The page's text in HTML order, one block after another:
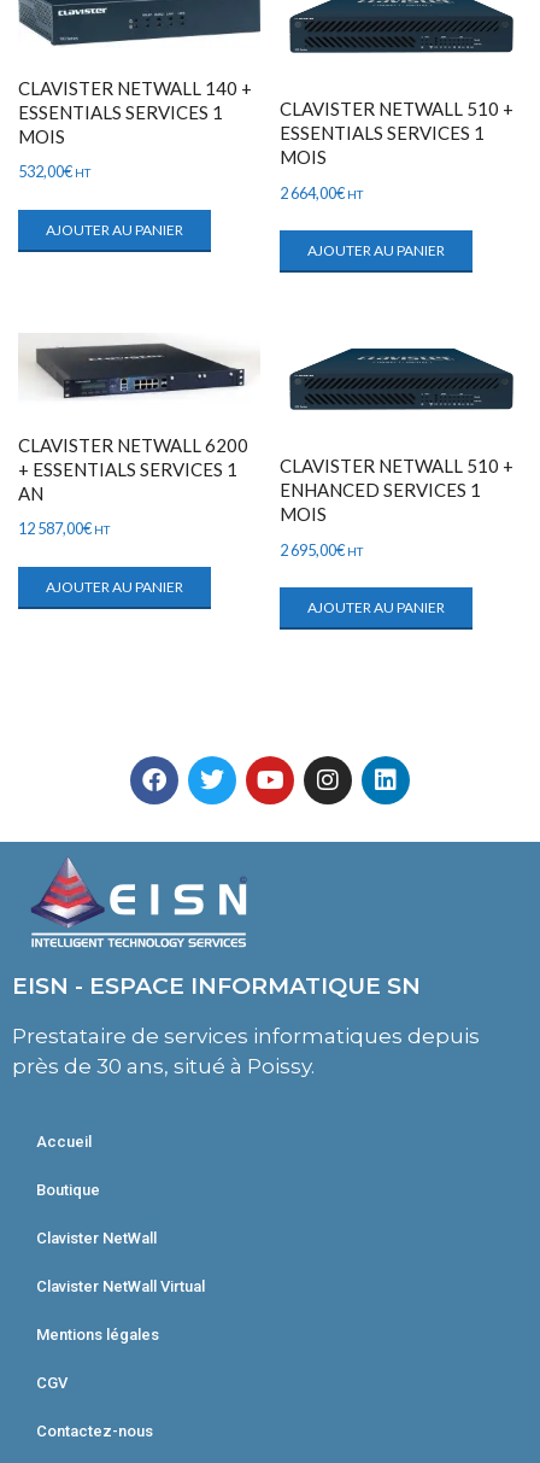
CLAVISTER NETWALL 140 +
ESSENTIALS SERVICES 1
MOIS
532,00€ HT
AJOUTER AU PANIER
CLAVISTER NETWALL 510 +
ESSENTIALS SERVICES 1
MOIS
2 664,00€ HT
AJOUTER AU PANIER
CLAVISTER NETWALL 6200
+ ESSENTIALS SERVICES 1
AN
12 587,00€ HT
AJOUTER AU PANIER
CLAVISTER NETWALL 510 +
ENHANCED SERVICES 1
MOIS
2 695,00€ HT
AJOUTER AU PANIER
EISN - ESPACE INFORMATIQUE SN
Prestataire de services informatiques depuis
près de 30 ans, situé à Poissy.
Accueil
Boutique
Clavister NetWall
Clavister NetWall Virtual
Mentions légales
CGV
Contactez-nous